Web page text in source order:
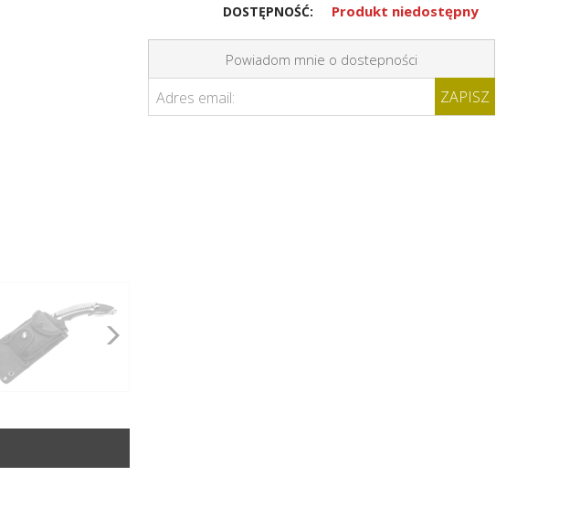
DOSTĘPNOŚĆ: Produkt niedostępny
Powiadom mnie o dostepności
Adres email: ZAPISZ